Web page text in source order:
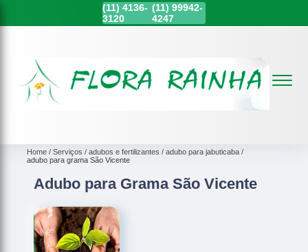
(11) 4136-
3120
(11)99942-
4247
Home Serviços adubos e fertilizantes
adubo para jabuticaba
adubo para grama São Vicente
Adubo para Grama São Vicente